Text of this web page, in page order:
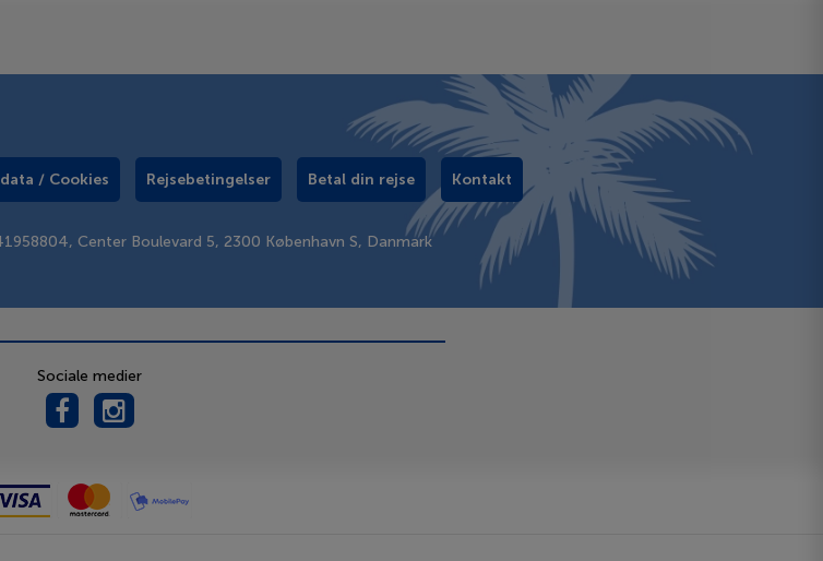
/ Cookies Rejsebetingelser Betal din rejse Kontakt
Center Boulevard 5, 2300 København S, Danmark
Sociale medier